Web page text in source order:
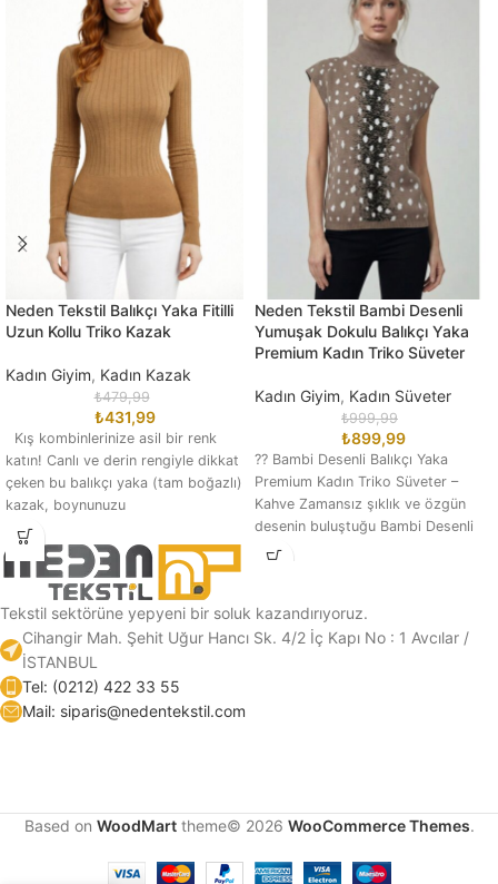
Neden Tekstil Balıkçı Yaka Fitilli
Uzun Kollu Triko Kazak
Kadın Giyim, Kadın Kazak
₺479,99
₺431,99
Kış kombinlerinize asil bir renk
katın! Canlı ve derin rengiyle dikkat
çeken bu balıkçı yaka (tam boğazlı)
kazak, boynunuzu
Neden Tekstil Bambi Desenli
Yumuşak Dokulu Balıkçı Yaka
Premium Kadın Triko Süveter
Kadın Giyim, Kadın Süveter
₺999,99
₺899,99
?? Bambi Desenli Balıkçı Yaka
Premium Kadın Triko Süveter –
Kahve Zamansız şıklık ve özgün
desenin buluştuğu Bambi Desenli
Kadın
Tekstil sektörüne yepyeni bir soluk kazandırıyoruz.
Cihangir Mah. Şehit Uğur Hancı Sk. 4/2 İç Kapı No : 1 Avcılar /
İSTANBUL
Tel: (0212) 422 33 55
Mail: siparis@nedentekstil.com
Based on WoodMarttheme© 2026 WooCommerce Themes.